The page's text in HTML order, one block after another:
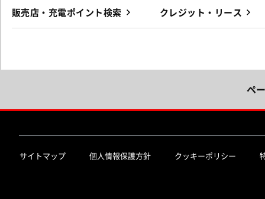
販売店・充電ポイント検索 クレジット・リース
ペ
サイトマップ 個人情報保護方針 クッキーポリシー